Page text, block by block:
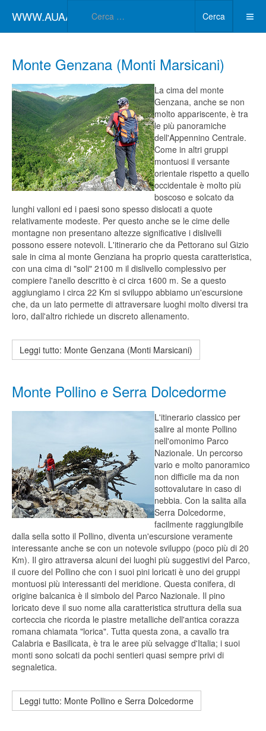
WWW.AUAA.IT
Cerca
Monte Genzana (Monti Marsicani)
La cima del monte
Genzana, anche se non
molto appariscente, è tra
le più panoramiche
dell'Appennino Centrale.
Come in altri gruppi
montuosi il versante
orientale rispetto a quello
occidentale è molto più
boscoso e solcato da
lunghi valloni ed i paesi sono spesso dislocati a quote
relativamente modeste. Per questo anche se le cime delle
montagne non presentano altezze significative i dislivelli
possono essere notevoli. L'itinerario che da Pettorano sul Gizio
sale in cima al monte Genziana ha proprio questa caratteristica,
con una cima di "soli" 2100 m il dislivello complessivo per
compiere l'anello descritto è ci circa 1600 m. Se a questo
aggiungiamo i circa 22 Km si sviluppo abbiamo un'escursione
che, da un lato permette di attraversare luoghi molto diversi tra
loro, dall'altro richiede un discreto allenamento.
Leggi tutto: Monte Genzana (Monti Marsicani)
Monte Pollino e Serra Dolcedorme
L'itinerario classico per
salire al monte Pollino
nell'omonimo Parco
Nazionale. Un percorso
vario e molto panoramico
non difficile ma da non
sottovalutare in caso di
nebbia. Con la salita alla
Serra Dolcedorme,
facilmente raggiungibile
dalla sella sotto il Pollino, diventa un'escursione veramente
interessante anche se con un notevole sviluppo (poco più di 20
Km). Il giro attraversa alcuni dei luoghi più suggestivi del Parco,
il cuore del Pollino che con i suoi pini loricati è uno dei gruppi
montuosi più interessanti del meridione. Questa conifera, di
origine balcanica è il simbolo del Parco Nazionale. Il pino
loricato deve il suo nome alla caratteristica struttura della sua
corteccia che ricorda le piastre metalliche dell'antica corazza
romana chiamata "lorica". Tutta questa zona, a cavallo tra
Calabria e Basilicata, è tra le aree più selvagge d'Italia; i suoi
monti sono solcati da pochi sentieri quasi sempre privi di
segnaletica.
Leggi tutto: Monte Pollino e Serra Dolcedorme